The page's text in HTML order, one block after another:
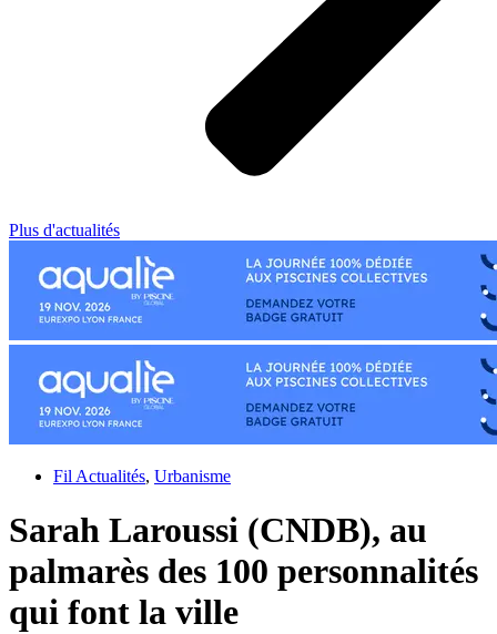
Plus d'actualités
Fil Actualités, Urbanisme
Sarah Laroussi (CNDB), au
palmarès des 100 personnalités
qui font la ville